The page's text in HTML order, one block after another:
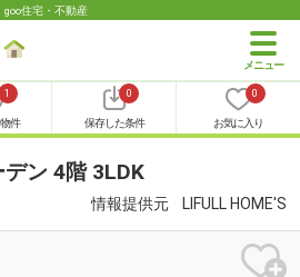
goo住宅・不動産
1
件
0
保存した条件
0
お気に入り
ン 4階 3LDK
情報提供元 LIFULL HOME'S